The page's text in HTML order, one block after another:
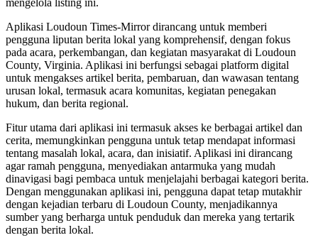
Aplikasi Loudoun Times-Mirror dirancang untuk memberi
pengguna liputan berita lokal yang komprehensif, dengan fokus
pada acara, perkembangan, dan kegiatan masyarakat di Loudoun
County, Virginia. Aplikasi ini berfungsi sebagai platform digital
untuk mengakses artikel berita, pembaruan, dan wawasan tentang
urusan lokal, termasuk acara komunitas, kegiatan penegakan
hukum, dan berita regional.
Fitur utama dari aplikasi ini termasuk akses ke berbagai artikel dan
cerita, memungkinkan pengguna untuk tetap mendapat informasi
tentang masalah lokal, acara, dan inisiatif. Aplikasi ini dirancang
agar ramah pengguna, menyediakan antarmuka yang mudah
dinavigasi bagi pembaca untuk menjelajahi berbagai kategori berita.
Dengan menggunakan aplikasi ini, pengguna dapat tetap mutakhir
dengan kejadian terbaru di Loudoun County, menjadikannya
sumber yang berharga untuk penduduk dan mereka yang tertarik
dengan berita lokal.